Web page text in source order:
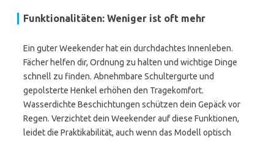
Funktionalitäten: Weniger ist oft mehr
Ein guter Weekender hat ein durchdachtes Innenleben.
Fächer helfen dir, Ordnung zu halten und wichtige Dinge
schnell zu finden. Abnehmbare Schultergurte und
gepolsterte Henkel erhöhen den Tragekomfort.
Wasserdichte Beschichtungen schützen dein Gepäck vor
Regen. Verzichtet dein Weekender auf diese Funktionen,
leidet die Praktikabilität, auch wenn das Modell optisch